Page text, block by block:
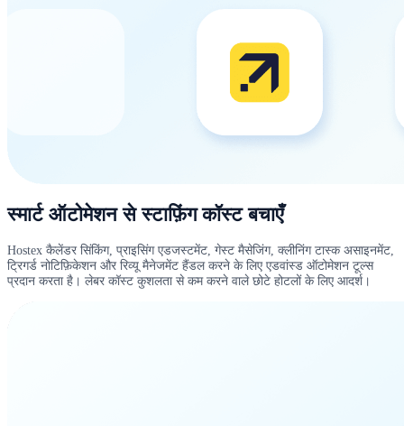
स्मार्ट ऑटोमेशन से स्टाफ़िंग कॉस्ट बचाएँ
Hostex कैलेंडर सिंकिंग, प्राइसिंग एडजस्टमेंट, गेस्ट मैसेजिंग, क्लीनिंग टास्क असाइनमेंट,
ट्रिगर्ड नोटिफ़िकेशन और रिव्यू मैनेजमेंट हैंडल करने के लिए एडवांस्ड ऑटोमेशन टूल्स
प्रदान करता है। लेबर कॉस्ट कुशलता से कम करने वाले छोटे होटलों के लिए आदर्श।